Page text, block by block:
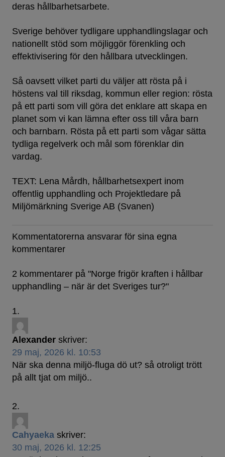
deras hållbarhetsarbete.
Sverige behöver tydligare upphandlingslagar och
nationellt stöd som möjliggör förenkling och
effektivisering för den hållbara utvecklingen.
Så oavsett vilket parti du väljer att rösta på i
höstens val till riksdag, kommun eller region: rösta
på ett parti som vill göra det enklare att skapa en
planet som vi kan lämna efter oss till våra barn
och barnbarn. Rösta på ett parti som vågar sätta
tydliga regelverk och mål som förenklar din
vardag.
TEXT: Lena Mårdh, hållbarhetsexpert inom
offentlig upphandling och Projektledare på
Miljömärkning Sverige AB (Svanen)
Kommentatorerna ansvarar för sina egna
kommentarer
2 kommentarer på "Norge frigör kraften i hållbar
upphandling – när är det Sveriges tur?"
Alexander skriver:
29 maj, 2026 kl. 10:53
När ska denna miljö-fluga dö ut? så otroligt trött
på allt tjat om miljö..
Cahyaeka skriver:
30 maj, 2026 kl. 12:25